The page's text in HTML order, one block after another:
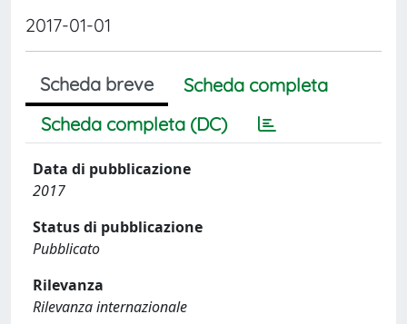
2017-01-01
Scheda breve
Scheda completa
Scheda completa (DC)
Data di pubblicazione
2017
Status di pubblicazione
Pubblicato
Rilevanza
Rilevanza internazionale